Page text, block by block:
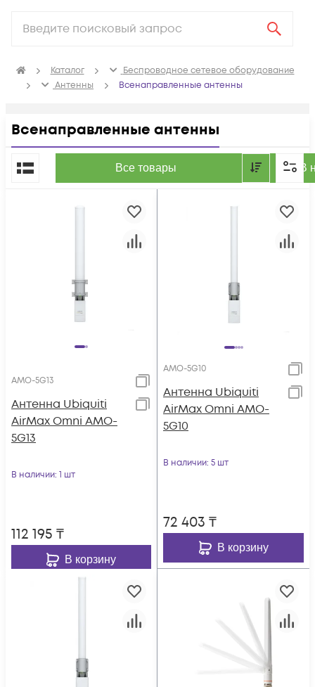
Каталог
Беспроводное сетевое оборудование
Антенны
Всенаправленные антенны
Всенаправленные антенны
Все товары В
По популярности
AMO-5G13
Антенна Ubiquiti
AirMax Omni AMO-
5G13
В наличии: 1 шт
112 195 ₸
В корзину
AMO-5G10
Антенна Ubiquiti
AirMax Omni AMO-
5G10
В наличии: 5 шт
72 403 ₸
В корзину